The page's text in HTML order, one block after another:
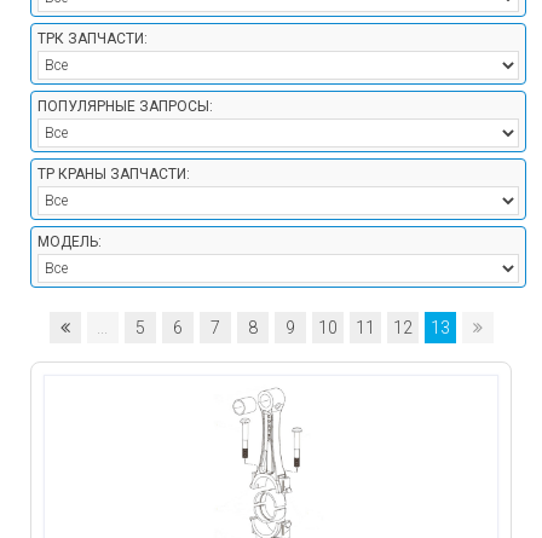
ТРК ЗАПЧАСТИ:
ПОПУЛЯРНЫЕ ЗАПРОСЫ:
ТР КРАНЫ ЗАПЧАСТИ:
МОДЕЛЬ:
... 5 6 7 8 9 10 11 12 13